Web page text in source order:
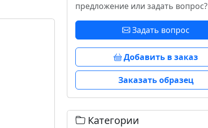
предложение или задать вопрос?
Задать вопрос
Добавить в заказ
Заказать образец
Категории